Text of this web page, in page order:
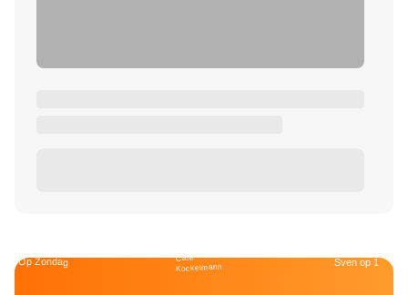
Op Zondag Café
Kockelmann Sven op 1